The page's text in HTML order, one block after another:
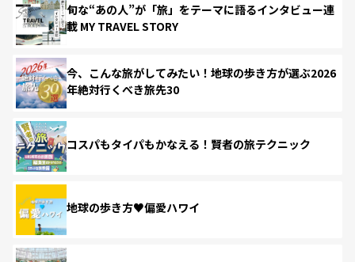
旬な“あの人”が「旅」をテーマに語るインタビュー連
載 MY TRAVEL STORY
今、こんな旅がしてみたい！地球の歩き方が選ぶ2026
年絶対行くべき旅先30
コスパもタイパもかなえる！賢者の旅テクニック
地球の歩き方♥偏愛ハワイ